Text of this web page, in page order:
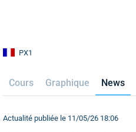
PX1
Cours Graphique News
Actualité publiée le 11/05/26 18:06